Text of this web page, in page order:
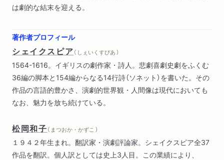
は劇的な結末を迎える。
著作者プロフィール
シェイクスピア（ しぇいくすぴあ ）
1564-1616。イギリスの劇作家・詩人。悲劇喜劇史劇をふくむ
36編の脚本と154編からなる14行詩（ソネット）を書いた。その
作品の言語的豊かさ、演劇的世界観・人間像は現代においても
なお、魅力を放ち続けている。
松岡和子（ まつおか・かずこ ）
１９４２年生まれ。翻訳家・演劇評論家。シェイクスピア全37
作品を翻訳。個人訳としては史上3人目。この業績により、